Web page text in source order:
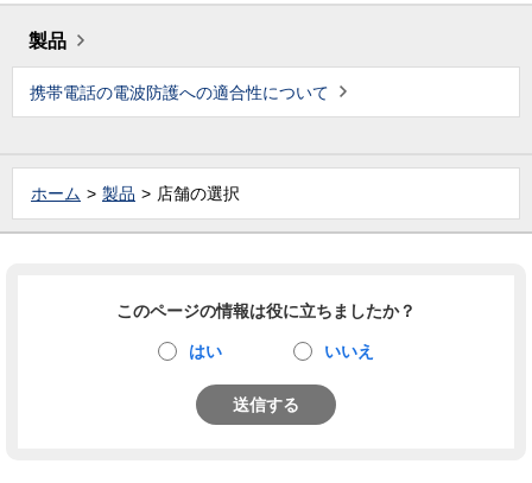
製品
携帯電話の電波防護への適合性について
ホーム 製品 店舗の選択
このページの情報は役に立ちましたか？
はい いいえ
送信する